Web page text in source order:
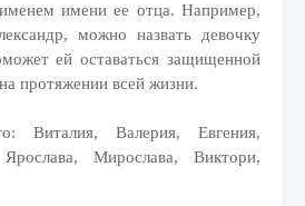
имени ее отца. Например,
можно назвать девочку
ей оставаться защищенной
протяжении всей жизни.
Виталия, Валерия, Евгения,
Мирослава, Виктори,